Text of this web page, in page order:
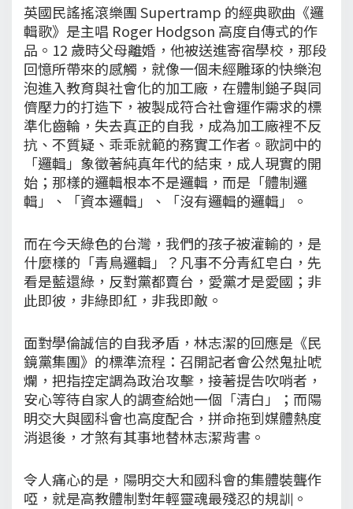
英國民謠搖滾樂團 Supertramp 的經典歌曲《邏
輯歌》是主唱 Roger Hodgson 高度自傳式的作
品。12 歲時父母離婚，他被送進寄宿學校，那段
回憶所帶來的感觸，就像一個未經雕琢的快樂泡
泡進入教育與社會化的加工廠，在體制鎚子與同
儕壓力的打造下，被製成符合社會運作需求的標
準化齒輪，失去真正的自我，成為加工廠裡不反
抗、不質疑、乖乖就範的務實工作者。歌詞中的
「邏輯」象徵著純真年代的結束，成人現實的開
始；那樣的邏輯根本不是邏輯，而是「體制邏
輯」、「資本邏輯」、「沒有邏輯的邏輯」。
而在今天綠色的台灣，我們的孩子被灌輸的，是
什麼樣的「青鳥邏輯」？凡事不分青紅皂白，先
看是藍還綠，反對黨都賣台，愛黨才是愛國；非
此即彼，非綠即紅，非我即敵。
面對學倫誠信的自我矛盾，林志潔的回應是《民
鏡黨集團》的標準流程：召開記者會公然鬼扯唬
爛，把指控定調為政治攻擊，接著提告吹哨者，
安心等待自家人的調查給她一個「清白」；而陽
明交大與國科會也高度配合，拼命拖到媒體熱度
消退後，才煞有其事地替林志潔背書。
令人痛心的是，陽明交大和國科會的集體裝聾作
啞，就是高教體制對年輕靈魂最殘忍的規訓。